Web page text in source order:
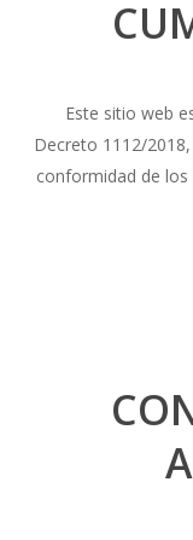
Este sitio web
Decreto 1112/
conformidad de los